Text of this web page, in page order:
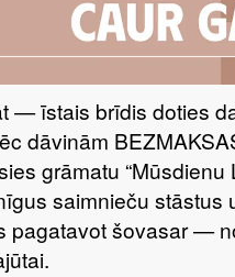
— īstais brīdis doties
dāvinām
grāmatu “Mūsdienu
saimnieču stāstus
pagatavot šovasar —